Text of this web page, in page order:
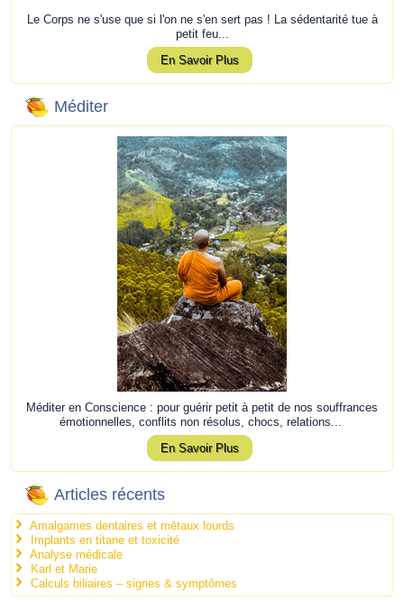
Le Corps ne s'use que si l'on ne s'en sert pas ! La sédentarité tue à
petit feu...
En Savoir Plus
Méditer
Méditer en Conscience : pour guérir petit à petit de nos souffrances
émotionnelles, conflits non résolus, chocs, relations...
En Savoir Plus
Articles récents
Amalgames dentaires et métaux lourds
Implants en titane et toxicité
Analyse médicale
Karl et Marie
Calculs biliaires – signes & symptômes